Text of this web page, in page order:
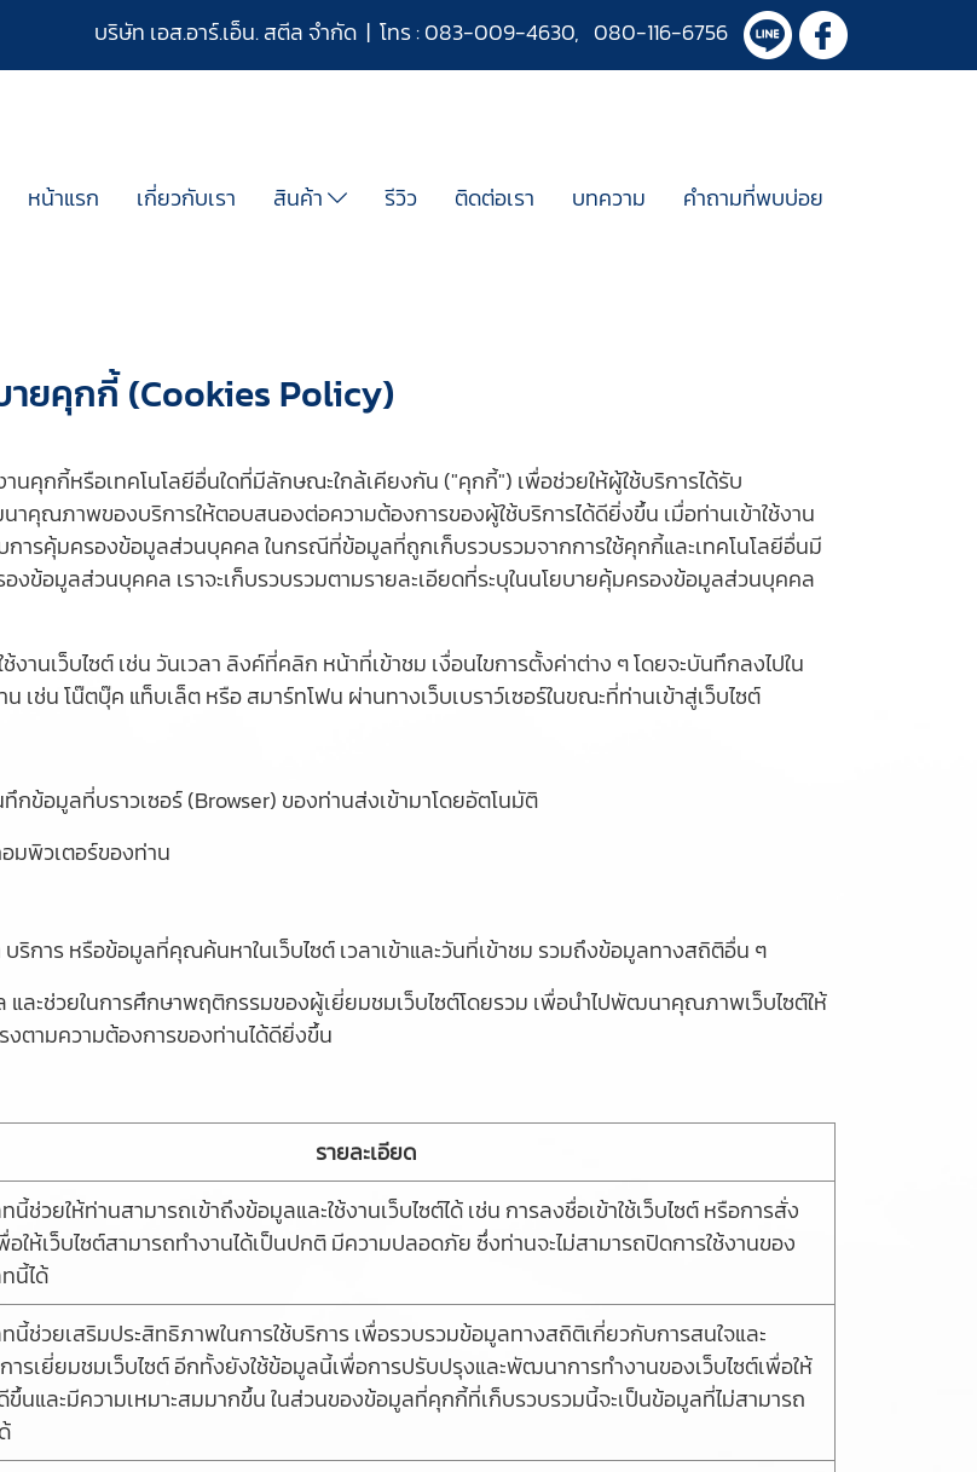
บริษัท เอส.อาร์.เอ็น. สตีล จำกัด | โทร :083-009-4630, 080-116-6756
หน้าแรก เกี่ยวกับเรา สินค้า รีวิว ติดต่อเรา บทความ คำถามที่พบบ่อย
ายคุกกี้ (Cookies Policy)
านคุกกี้หรือเทคโนโลยีอื่นใดที่มีลักษณะใกล้เคียงกัน ("คุกกี้") เพื่อช่วยให้ผู้ใช้บริการได้รับ
าคุณภาพของบริการให้ตอบสนองต่อความต้องการของผู้ใช้บริการได้ดียิ่งขึ้น เมื่อท่านเข้าใช้งาน
การคุ้มครองข้อมูลส่วนบุคคล ในกรณีที่ข้อมูลที่ถูกเก็บรวบรวมจากการใช้คุกกี้และเทคโนโลยีอื่นมี
อมูลส่วนบุคคล เราจะเก็บรวบรวมตามรายละเอียดที่ระบุในนโยบายคุ้มครองข้อมูลส่วนบุคคล
านเว็บไซต์ เช่น วันเวลา ลิงค์ที่คลิก หน้าที่เข้าชม เงื่อนไขการตั้งค่าต่าง ๆ โดยจะบันทึกลงไปใน
ช่น โน๊ตบุ๊ค แท็บเล็ต หรือ สมาร์ทโฟน ผ่านทางเว็บเบราว์เซอร์ในขณะที่ท่านเข้าสู่เว็บไซต์
ทึกข้อมูลที่บราวเซอร์ (Browser) ของท่านส่งเข้ามาโดยอัตโนมัติ
มพิวเตอร์ของท่าน
ริการ หรือข้อมูลที่คุณค้นหาในเว็บไซต์ เวลาเข้าและวันที่เข้าชม รวมถึงข้อมูลทางสถิติอื่น ๆ
และช่วยในการศึกษาพฤติกรรมของผู้เยี่ยมชมเว็บไซต์โดยรวม เพื่อนำไปพัฒนาคุณภาพเว็บไซต์ให้
งตามความต้องการของท่านได้ดียิ่งขึ้น
รายละเอียด
นี้ช่วยให้ท่านสามารถเข้าถึงข้อมูลและใช้งานเว็บไซต์ได้ เช่น การลงชื่อเข้าใช้เว็บไซต์ หรือการสั่ง
อให้เว็บไซต์สามารถทำงานได้เป็นปกติ มีความปลอดภัย ซึ่งท่านจะไม่สามารถปิดการใช้งานของ
นี้ได้
นี้ช่วยเสริมประสิทธิภาพในการใช้บริการ เพื่อรวบรวมข้อมูลทางสถิติเกี่ยวกับการสนใจและ
รเยี่ยมชมเว็บไซต์ อีกทั้งยังใช้ข้อมูลนี้เพื่อการปรับปรุงและพัฒนาการทำงานของเว็บไซต์เพื่อให้
และมีความเหมาะสมมากขึ้น ในส่วนของข้อมูลที่คุกกี้ที่เก็บรวบรวมนี้จะเป็นข้อมูลที่ไม่สามารถ